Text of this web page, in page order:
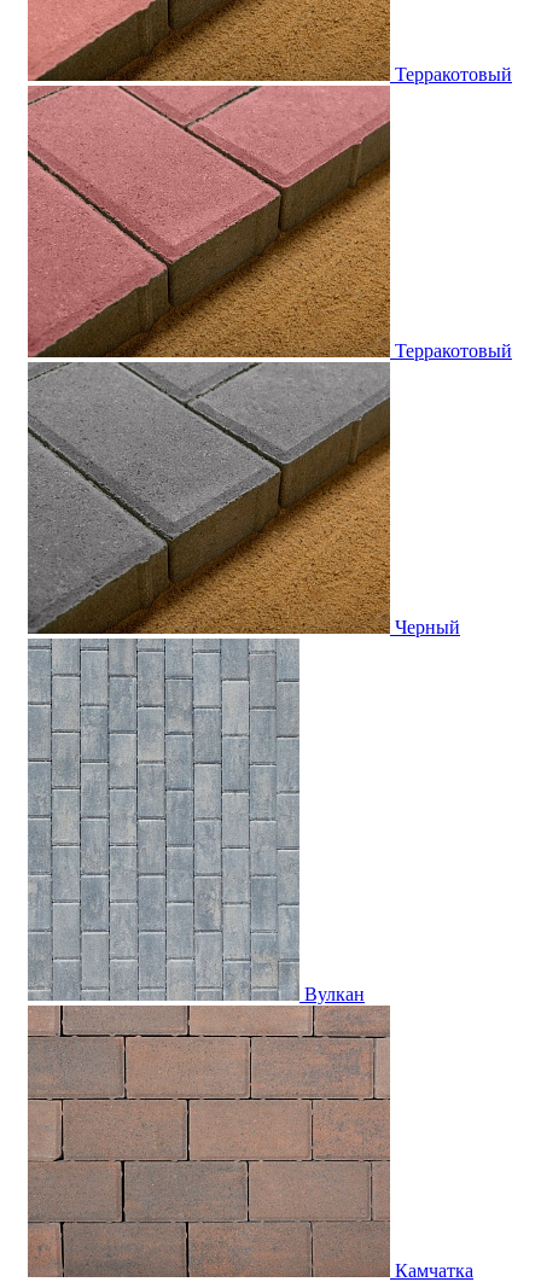
Терракотовый
Терракотовый
Черный
Вулкан
Камчатка